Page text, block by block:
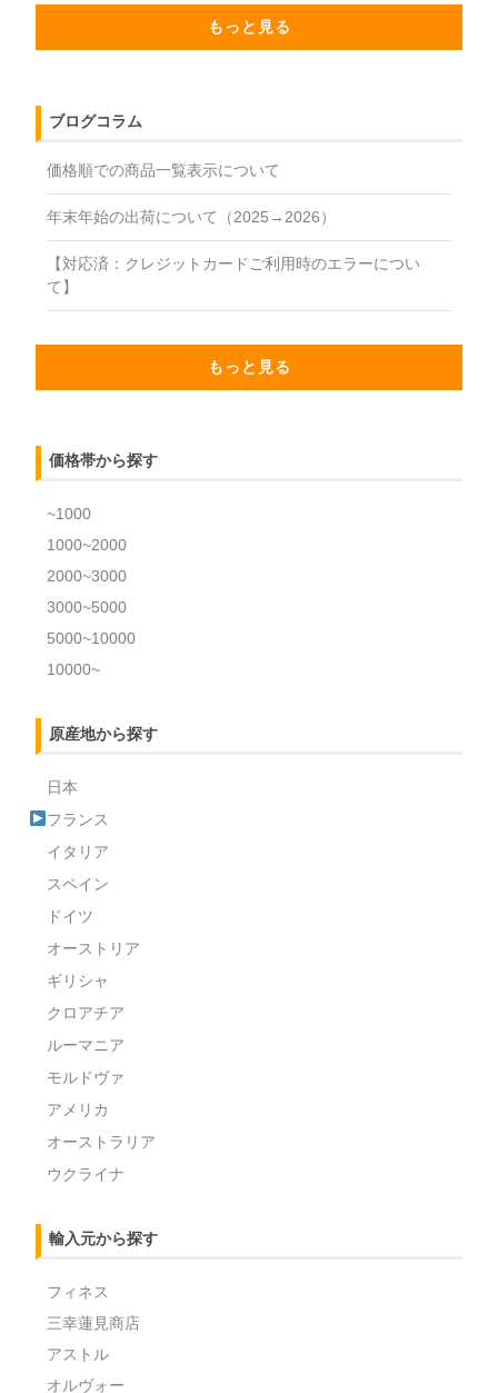
もっと見る
ブログコラム
価格順での商品一覧表示について
年末年始の出荷について（2025→2026）
【対応済：クレジットカードご利用時のエラーについ
て】
もっと見る
価格帯から探す
~1000
1000~2000
2000~3000
3000~5000
5000~10000
10000~
原産地から探す
日本
フランス
イタリア
スペイン
ドイツ
オーストリア
ギリシャ
クロアチア
ルーマニア
モルドヴァ
アメリカ
オーストラリア
ウクライナ
輸入元から探す
フィネス
三幸蓮見商店
アストル
オルヴォー